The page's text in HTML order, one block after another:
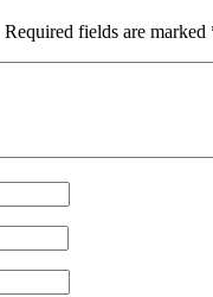
Required fields are marked